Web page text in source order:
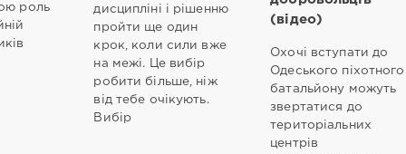
роль
дисципліні і рішенню
пройти ще один
крок, коли сили вже
на межі. Це вибір
робити більше, ніж
від тебе очікують.
Вибір
(відео)
Охочі вступати до
Одеського піхотного
батальйону можуть
звертатися до
територіальних
центрів